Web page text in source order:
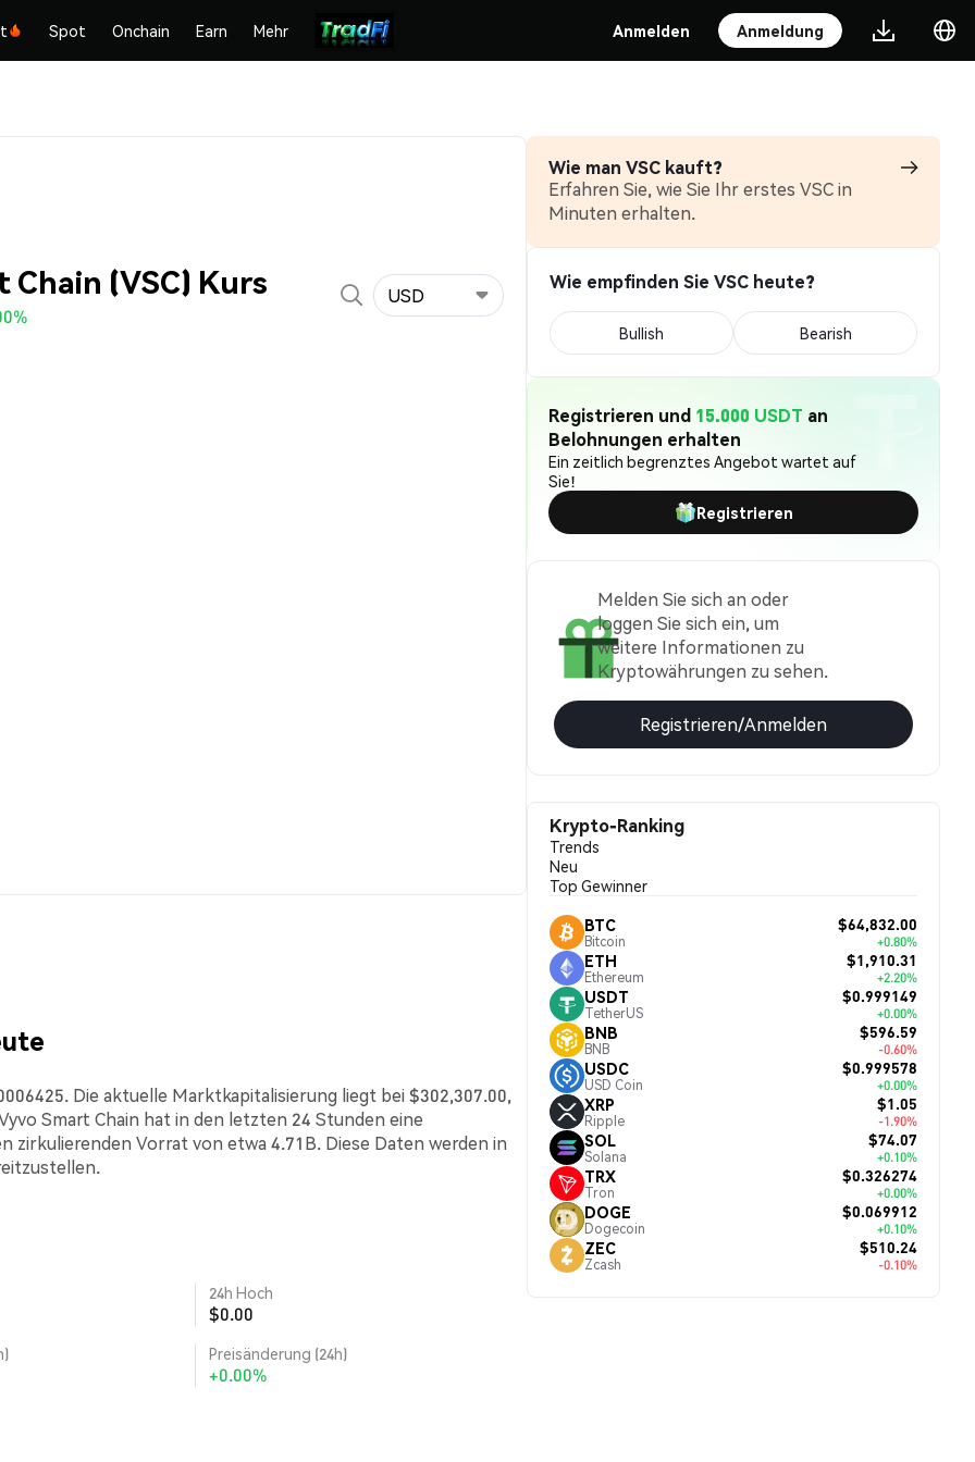
Spot Onchain Earn Mehr Anmelden Anmeldung
Chain (VSC) Kurs USD
Die aktuelle Marktkapitalisierung liegt bei $302,307.00,
Smart Chain hat in den letzten 24 Stunden eine
zirkulierenden Vorrat von etwa 4.71B. Diese Daten werden in
24h Hoch
$0.00
Preisänderung (24h)
+0.00%
Wie man VSC kauft?
Erfahren Sie, wie Sie Ihr erstes VSC in
Minuten erhalten.
Wie empfinden Sie VSC heute?
Bullish Bearish
Registrieren und 15.000 USDT an
Belohnungen erhalten
Ein zeitlich begrenztes Angebot wartet auf
Sie!
Registrieren
Melden Sie sich an oder
loggen Sie sich ein, um
weitere Informationen zu
Kryptowährungen zu sehen.
Registrieren/Anmelden
Krypto-Ranking
Trends
Neu
Top Gewinner
BTC
Bitcoin
$64,832.00
+0.80%
ETH
Ethereum
$1,910.31
+2.20%
USDT
TetherUS
$0.999149
+0.00%
BNB
BNB
$596.59
-0.60%
USDC
USD Coin
$0.999578
+0.00%
XRP
Ripple
$1.05
-1.90%
SOL
Solana
$74.07
+0.10%
TRX
Tron
$0.326274
+0.00%
DOGE
Dogecoin
$0.069912
+0.10%
ZEC
Zcash
$510.24
-0.10%